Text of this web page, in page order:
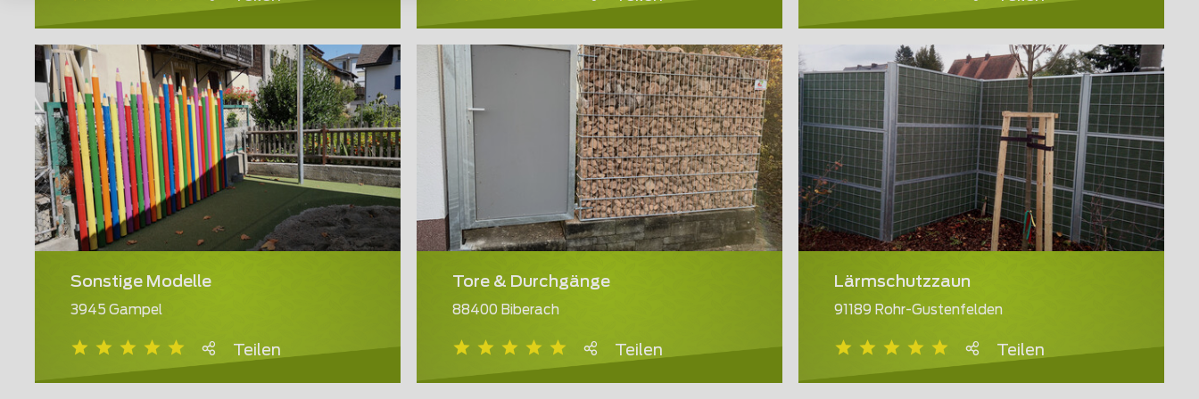
Sonstige Modelle
3945 Gampel
Teilen
Tore & Durchgänge
88400 Biberach
Teilen
Lärmschutzzaun
91189 Rohr-Gustenfelden
Teilen